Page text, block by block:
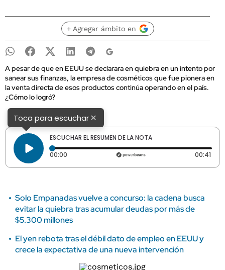
+ Agregar ámbito en
A pesar de que en EEUU se declarara en quiebra en un intento por
sanear sus finanzas, la empresa de cosméticos que fue pionera en
la venta directa de esos productos continúa operando en el país.
¿Cómo lo logró?
Toca para escuchar×
ESCUCHAR EL RESUMEN DE LA NOTA
00:00 Tiempo transcurrido: 0 segundos 00:41
Solo Empanadas vuelve a concurso: la cadena busca
evitar la quiebra tras acumular deudas por más de
$5.300 millones
El yen rebota tras el débil dato de empleo en EEUU y
crece la expectativa de una nueva intervención